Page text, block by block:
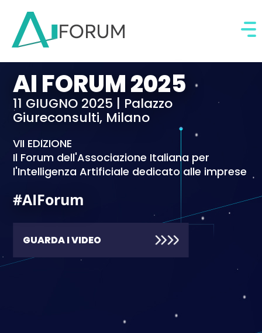
AI FORUM 2025
11 GIUGNO 2025 | Palazzo
Giureconsulti, Milano
VII EDIZIONE
Il Forum dell'Associazione Italiana per
l'Intelligenza Artificiale dedicato alle imprese
#AIForum
GUARDA I VIDEO